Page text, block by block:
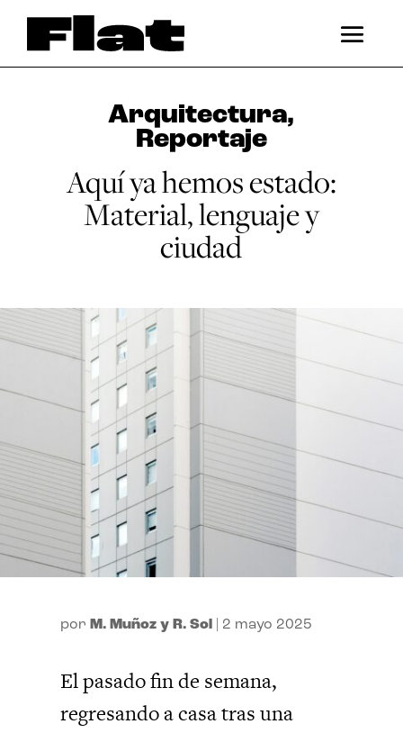
Arquitectura,
Reportaje
Aquí ya hemos estado:
Material, lenguaje y
ciudad
por M. Muñoz y R. Sol 2 mayo 2025
El pasado fin de semana,
regresando a casa tras una